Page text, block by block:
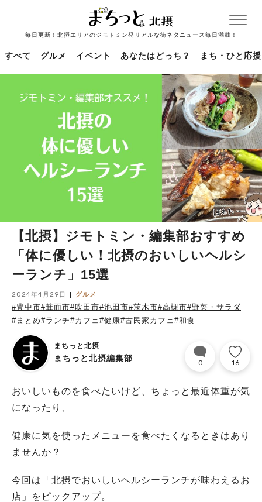
毎日更新！北摂エリアのジモトミン発リアルな街ネタニュース毎日満載！
すべて グルメ イベント あなたはどっち？ まち・ひと応援
【北摂】ジモトミン・編集部おすすめ
「体に優しい！北摂のおいしいヘルシ
ーランチ」15選
2024年4月29日 グルメ
#豊中市#箕面市#吹田市#池田市#茨木市#高槻市#野菜・サラダ
#まとめ#ランチ#カフェ #健康#古民家カフェ #和食
まちっと北摂
まちっと北摂編集部 0 16
おいしいものを食べたいけど、ちょっと最近体重が気
になったり、
健康に気を使ったメニューを食べたくなるときはあり
ませんか？
今回は「北摂でおいしいヘルシーランチが味わえるお
店」をピックアップ。